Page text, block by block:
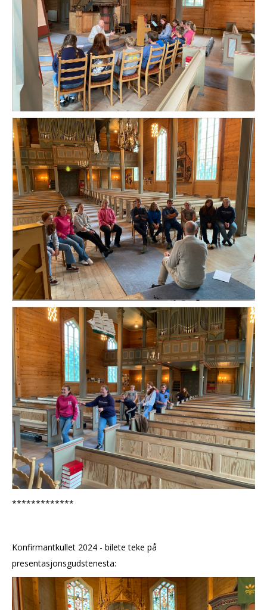
*************
Konfirmantkullet 2024 - bilete teke på
presentasjonsgudstenesta: